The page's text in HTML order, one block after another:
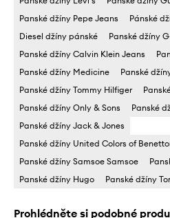
Panské džíny Pepe Jeans
Pánské
Diesel džíny pánské
Panské džíny
Panské džíny Calvin Klein Jeans
Panské džíny Medicine
Panské
Panské džíny Tommy Hilfiger
Panské džíny Only & Sons
Panské
Panské džíny Jack & Jones
Panské džíny United Colors of
Panské džíny Samsoe Samsoe
Panské džíny Hugo
Panské džíny
Prohlédněte si podobné